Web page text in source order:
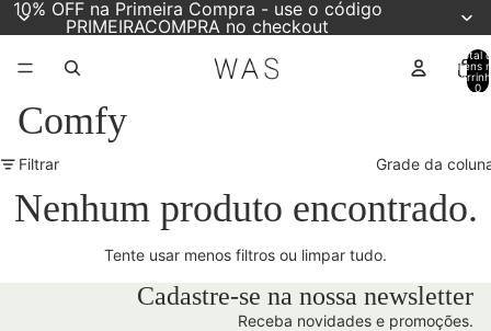
10% OFF na Primeira Compra - use o código
PRIMEIRACOMPRA no checkout
Total
itens
0
Comfy
Filtrar Grade da
Nenhum produto encontrado.
Tente usar menos filtros ou limpar tudo.
Cadastre-se na nossa newsletter
Receba novidades e promoções.